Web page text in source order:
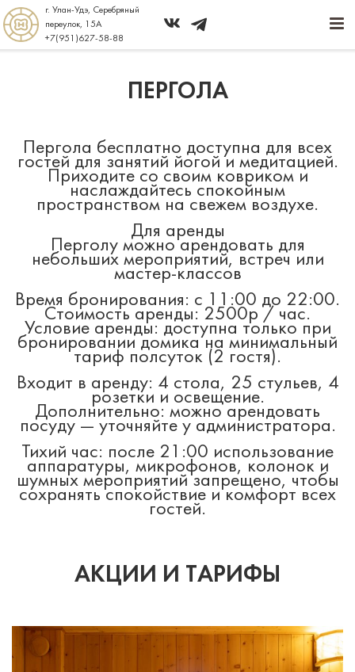
г. Улан-Удэ, Серебряный
переулок, 15А
+7(951)627-58-88
Досуг и развлечения
ПЕРГОЛА
Пергола бесплатно доступна для всех
гостей для занятий йогой и медитацией.
Приходите со своим ковриком и
наслаждайтесь спокойным
пространством на свежем воздухе.
Для аренды
Перголу можно арендовать для
небольших мероприятий, встреч или
мастер-классов
Время бронирования: с 11:00 до 22:00.
Стоимость аренды: 2500р / час.
Условие аренды: доступна только при
бронировании домика на минимальный
тариф полсуток (2 гостя).
Входит в аренду: 4 стола, 25 стульев, 4
розетки и освещение.
Дополнительно: можно арендовать
посуду — уточняйте у администратора.
Тихий час: после 21:00 использование
аппаратуры, микрофонов, колонок и
шумных мероприятий запрещено, чтобы
сохранять спокойствие и комфорт всех
гостей.
АКЦИИ И ТАРИФЫ